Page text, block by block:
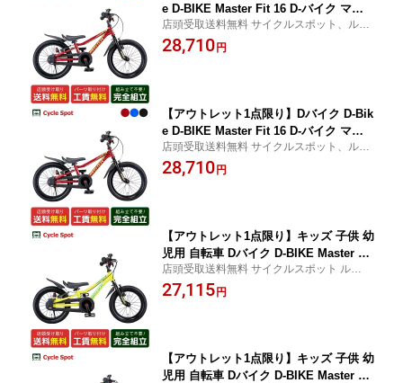
e D-BIKE Master Fit 16 D-バイク マス
ターフィット 16 男の子 幼児自転車 子
供 16インチ 2歳半〜6歳 [D-BIKE Maste
店頭受取送料無料 サイクルスポット、ルサ
イク店舗受取指定で、防犯登録可・盗難補
償に加入可・即乗車可・不要車引取可
28,710円
【アウトレット1点限り】Dバイク D-Bik
e D-BIKE Master Fit 16 D-バイク マス
ターフィット 16 男の子 幼児自転車 子
供 16インチ 2歳半〜6歳 [D-BIKE Maste
店頭受取送料無料 サイクルスポット、ルサ
イク店舗受取指定で、防犯登録可・盗難補
償に加入可・即乗車可・不要車引取可
28,710円
【アウトレット1点限り】キッズ 子供 幼
児用 自転車 Dバイク D-BIKE Master Fit
14 Dバイク マスター フィット 14 14イ
ンチ D-Bike 2歳〜4歳 [D-BIKE Master F
店頭受取送料無料 サイクルスポット ルサイ
ク店舗受取指定で防犯登録可・盗難補償に
加入可・即乗車可・不要車引取可
27,115円
【アウトレット1点限り】キッズ 子供 幼
児用 自転車 Dバイク D-BIKE Master Fit